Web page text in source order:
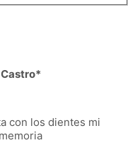
con los dientes mi